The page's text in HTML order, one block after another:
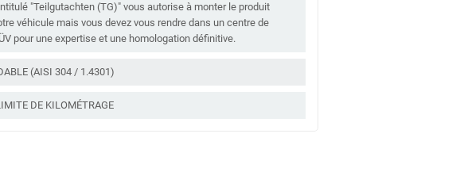
"Teilgutachten (TG)" vous autorise à monter le produit
véhicule mais vous devez vous rendre dans un centre de
pour une expertise et une homologation définitive.
(AISI 304 / 1.4301)
DE KILOMÉTRAGE